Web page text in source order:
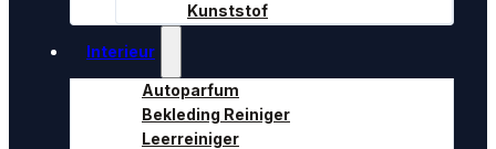
Kunststof
Interieur
Autoparfum
Bekleding Reiniger
Leerreiniger